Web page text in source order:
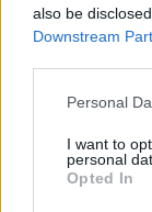
also be
Downstream
Personal
I want to
personal
Opted In
handy/
jakieś
się